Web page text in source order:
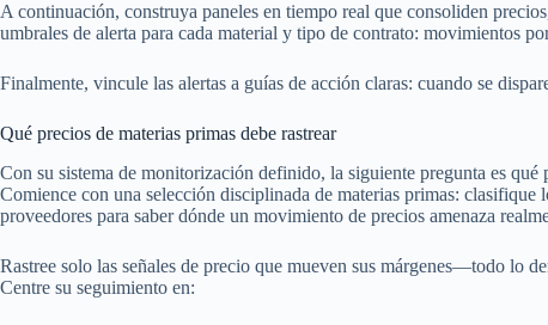
A continuación, construya paneles en tiempo real que consoliden
umbrales de alerta para cada material y tipo de contrato: movimientos
Finalmente, vincule las alertas a guías de acción claras: cuando se
Qué precios de materias primas debe rastrear
Con su sistema de monitorización definido, la siguiente pregunta es
Comience con una selección disciplinada de materias primas:
proveedores para saber dónde un movimiento de precios amenaza
Rastree solo las señales de precio que mueven sus márgenes—todo lo
Centre su seguimiento en: